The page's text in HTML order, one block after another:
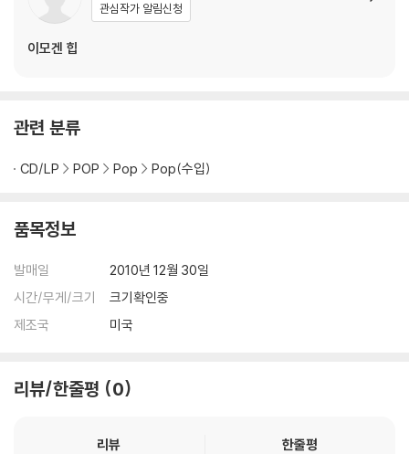
관심작가 알림신청
이모겐 힙
관련 분류
CD/LP POP Pop Pop(수입)
품목정보
발매일
2010년 12월 30일
시간/무게/크기
크기확인중
제조국
미국
리뷰/한줄평 0
리뷰
한줄평